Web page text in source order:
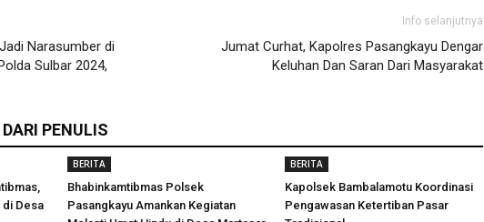
Narasumber di
Sulbar 2024,
Info selanjutnya
Jumat Curhat, Kapolres Pasangkayu Dengar
Keluhan Dan Saran Dari Masyarakat
DARI PENULIS
di Desa
BERITA
Bhabinkamtibmas Polsek
Pasangkayu Amankan Kegiatan
BERITA
Kapolsek Bambalamotu Koordinasi
Pengawasan Ketertiban Pasar